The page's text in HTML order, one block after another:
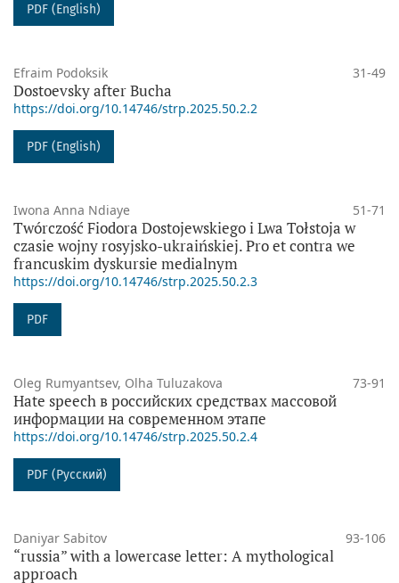
PDF (English)
Efraim Podoksik 31-49
Dostoevsky after Bucha
https://doi.org/10.14746/strp.2025.50.2.2
PDF (English)
Iwona Anna Ndiaye 51-71
Twórczość Fiodora Dostojewskiego i Lwa Tołstoja w
czasie wojny rosyjsko-ukraińskiej. Pro et contra we
francuskim dyskursie medialnym
https://doi.org/10.14746/strp.2025.50.2.3
PDF
Oleg Rumyantsev, Olha Tuluzakova 73-91
Hate speech в российских средствах массовой
информации на современном этапе
https://doi.org/10.14746/strp.2025.50.2.4
PDF (Русский)
Daniyar Sabitov 93-106
“russia” with a lowercase letter: A mythological
approach